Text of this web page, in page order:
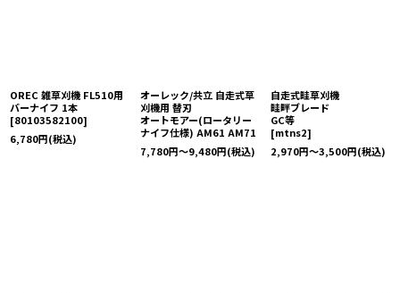
OREC 雑草刈機 FL510用
バーナイフ 1本
[80103582100]
6,780円(税込)
オーレック/共立 自走式草
刈機用 替刃
オートモアー(ロータリー
ナイフ仕様) AM61 AM71
7,780円～9,480円(税込)
自走式畦草刈機
畦畔ブレード
GC等
[mtns2]
2,970円～3,500円(税込)